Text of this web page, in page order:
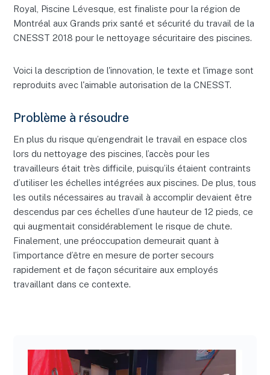
Royal, Piscine Lévesque, est finaliste pour la région de
Montréal aux Grands prix santé et sécurité du travail de la
CNESST 2018 pour le nettoyage sécuritaire des piscines.
Voici la description de l'innovation, le texte et l'image sont
reproduits avec l'aimable autorisation de la CNESST.
Problème à résoudre
En plus du risque qu’engendrait le travail en espace clos
lors du nettoyage des piscines, l’accès pour les
travailleurs était très difficile, puisqu’ils étaient contraints
d’utiliser les échelles intégrées aux piscines. De plus, tous
les outils nécessaires au travail à accomplir devaient être
descendus par ces échelles d’une hauteur de 12 pieds, ce
qui augmentait considérablement le risque de chute.
Finalement, une préoccupation demeurait quant à
l’importance d’être en mesure de porter secours
rapidement et de façon sécuritaire aux employés
travaillant dans ce contexte.